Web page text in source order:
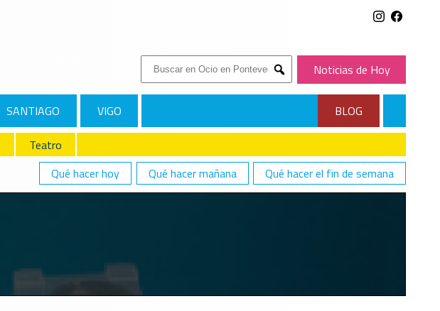
Buscar:
Submit
Noticias de Hoy
SANTIAGO VIGO
BLOG
Teatro
Qué hacer hoy
Qué hacer mañana Qué hacer el fin de semana